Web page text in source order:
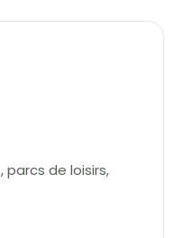
de loisirs,